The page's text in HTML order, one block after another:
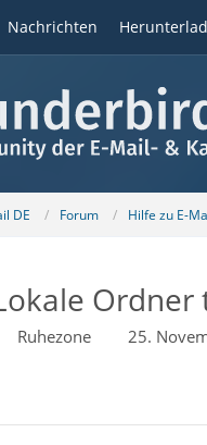
Nachrichten
DE Forum Hilfe zu E-
Ruhezone 25.